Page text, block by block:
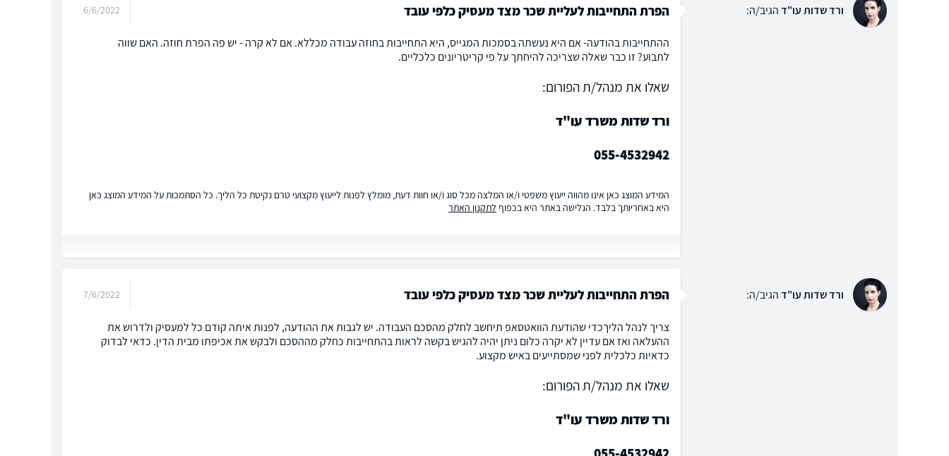
ורד שדות עו"דהגיב/ה: הפרת התחייבות לעליית שכר מצד מעסיק כלפי עובד 6/6/2022
ההתחייבות בהודעה- אם היא נעשתה בסמכות המגייס, היא התחייבות בחוזה עבודה מכללא. אם לא קרה - יש פה הפרת חוזה. האם שווה
לתבוע? זו כבר שאלה שצריכה להיחתך על פי קריטריונים כלכליים.
שאלו את מנהל/ת הפורום:
ורד שדות משרד עו"ד
055-4532942
המידע המוצג כאן אינו מהווה ייעוץ משפטי ו/או המלצה מכל סוג ו/או חוות דעת, מומלץ לפנות לייעוץ מקצועי טרם נקיטת כל הליך. כל הסתמכות על המידע המוצג כאן
היא באחריותך בלבד. הגלישה באתר היא בכפוף לתקנון האתר
ורד שדות עו"דהגיב/ה: הפרת התחייבות לעליית שכר מצד מעסיק כלפי עובד 7/6/2022
צריך לנהל הליךכדי שהודעת הוואטסאפ תיחשב לחלק מהסכם העבודה. יש לגבות את ההודעה, לפנות איתה קודם כל למעסיק ולדרוש את
ההעלאה ואז אם עדיין לא יקרה כלום ניתן יהיה להגיש בקשה לראות בהתחייבות כחלק מההסכם ולבקש את אכיפתו מבית הדין. כדאי לבדוק
כדאיות כלכלית לפני שמסתייעים באיש מקצוע.
שאלו את מנהל/ת הפורום:
ורד שדות משרד עו"ד